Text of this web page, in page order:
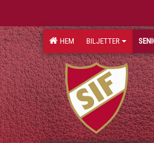
HEM BILJETTER